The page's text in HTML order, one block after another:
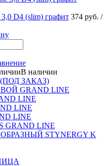
D4 (slim) графит 374 руб. /
В наличии
ЗАКАЗ)
GRAND LINE
LINE
LINE
LINE
GRAND LINE
STYNERGY K